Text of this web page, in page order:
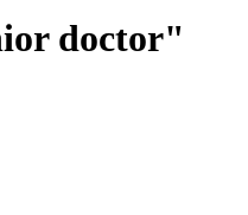
doctor"